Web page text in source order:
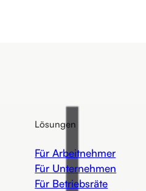
Lösungen
Für Arbeitnehmer
Für Unternehmen
Für Betriebsräte